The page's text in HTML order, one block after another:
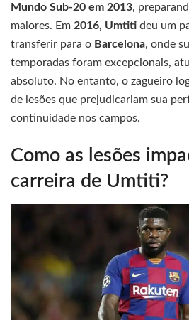
Mundo Sub-20 em 2013,
maiores. Em 2016, Umtiti deu um
transferir para o Barcelona, onde
temporadas foram excepcionais,
absoluto. No entanto, o zagueiro
de lesões que prejudicariam sua
continuidade nos campos.
Como as lesões
carreira de Umtiti?